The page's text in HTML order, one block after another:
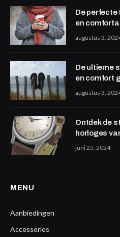
De perfecte
en
augustus 3,
De ultieme
en comfort
augustus 3,
Ontdek de
horloges
juni 25, 2024
MENU
Aanbiedingen
Accessories